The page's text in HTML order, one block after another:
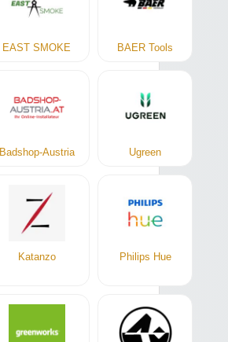
EAST SMOKE BAER Tools
Badshop-Austria Ugreen
Katanzo Philips Hue